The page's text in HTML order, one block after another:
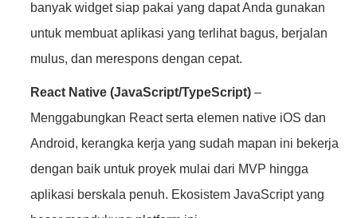
banyak widget siap pakai yang dapat Anda gunakan
untuk membuat aplikasi yang terlihat bagus, berjalan
mulus, dan merespons dengan cepat.
React Native (JavaScript/TypeScript) –
Menggabungkan React serta elemen native iOS dan
Android, kerangka kerja yang sudah mapan ini bekerja
dengan baik untuk proyek mulai dari MVP hingga
aplikasi berskala penuh. Ekosistem JavaScript yang